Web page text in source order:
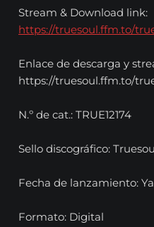
Stream & Download link:
https://truesoul.ffm.to/
Enlace de descarga y
https://truesoul.ffm.to/
N.º de cat.: TRUE12174
Sello discográfico:
Fecha de lanzamiento:
Formato: Digital